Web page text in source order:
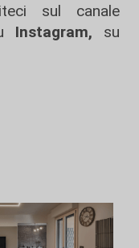
sul canale
Instagram, su